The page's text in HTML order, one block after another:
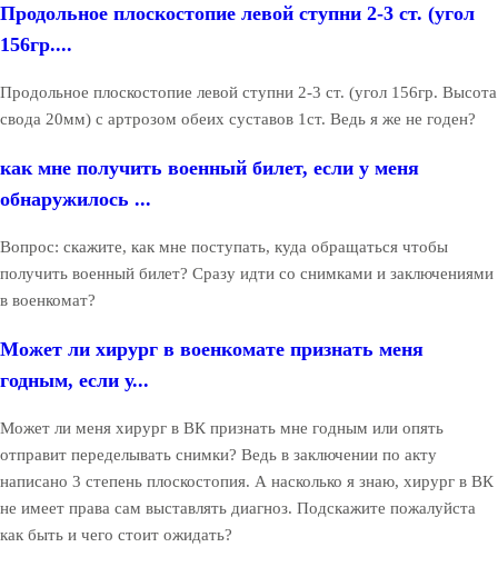
Продольное плоскостопие левой ступни 2-3 ст. (угол
156гр....
Продольное плоскостопие левой ступни 2-3 ст. (угол 156гр. Высота
свода 20мм) с артрозом обеих суставов 1ст. Ведь я же не годен?
как мне получить военный билет, если у меня
обнаружилось ...
Вопрос: скажите, как мне поступать, куда обращаться чтобы
получить военный билет? Сразу идти со снимками и заключениями
в военкомат?
Может ли хирург в военкомате признать меня
годным, если у...
Может ли меня хирург в ВК признать мне годным или опять
отправит переделывать снимки? Ведь в заключении по акту
написано 3 степень плоскостопия. А насколько я знаю, хирург в ВК
не имеет права сам выставлять диагноз. Подскажите пожалуйста
как быть и чего стоит ожидать?